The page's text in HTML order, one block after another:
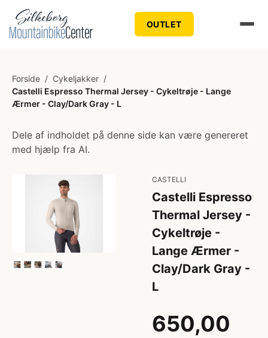
OUTLET
Forside / Cykeljakker /
Castelli Espresso Thermal Jersey - Cykeltrøje - Lange
Ærmer - Clay/Dark Gray - L
Dele af indholdet på denne side kan være genereret
med hjælp fra AI.
CASTELLI
Castelli Espresso
Thermal Jersey -
Cykeltrøje -
Lange Ærmer -
Clay/Dark Gray -
L
650,00